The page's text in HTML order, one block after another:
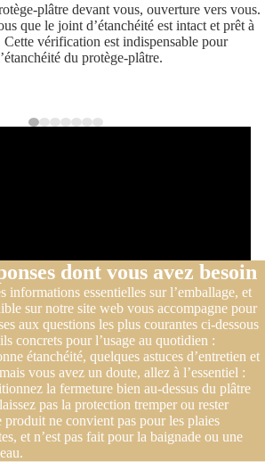
plâtre devant vous, ouverture vers vous.
que le joint d’étanchéité est intact et prêt à
Cette vérification est indispensable pour
du protège-plâtre.
dont vous avez besoin
informations essentielles sur l’emballage, et
sur notre site web vous accompagne pour
aux questions les plus courantes ci-dessous
concrets pour l’usage au quotidien :
étanchéité, quelques astuces d’entretien et
vous avez un doute, allez à l’essentiel :
la fermeture bien au-dessus du plâtre
pas la protection tremper ou rester
ne convient pas pour les plaies
et n’est pas fait pour la baignade ou une